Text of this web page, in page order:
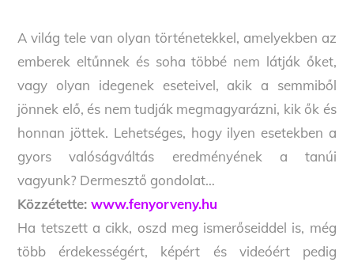
A világ tele van olyan történetekkel, amelyekben az
emberek eltűnnek és soha többé nem látják őket,
vagy olyan idegenek eseteivel, akik a semmiből
jönnek elő, és nem tudják megmagyarázni, kik ők és
honnan jöttek. Lehetséges, hogy ilyen esetekben a
gyors valóságváltás eredményének a tanúi
vagyunk? Dermesztő gondolat…
Közzétette:www.fenyorveny.hu
Ha tetszett a cikk, oszd meg ismerőseiddel is, még
több érdekességért, képért és videóért pedig